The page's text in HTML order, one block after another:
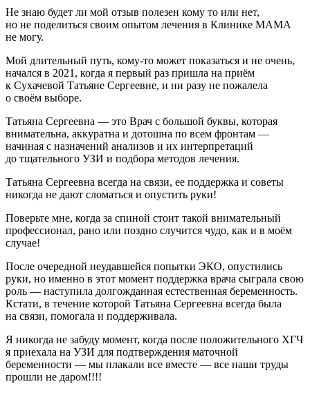
Не знаю будет ли мой отзыв полезен кому то или нет,
но не поделиться своим опытом лечения в Клинике МАМА
не могу.
Мой длительный путь, кому-то может показаться и не очень,
начался в 2021, когда я первый раз пришла на приём
к Сухачевой Татьяне Сергеевне, и ни разу не пожалела
о своём выборе.
Татьяна Сергеевна — это Врач с большой буквы, которая
внимательна, аккуратна и дотошна по всем фронтам —
начиная с назначений анализов и их интерпретаций
до тщательного УЗИ и подбора методов лечения.
Татьяна Сергеевна всегда на связи, ее поддержка и советы
никогда не дают сломаться и опустить руки!
Поверьте мне, когда за спиной стоит такой внимательный
профессионал, рано или поздно случится чудо, как и в моём
случае!
После очередной неудавшейся попытки ЭКО, опустились
руки, но именно в этот момент поддержка врача сыграла свою
роль — наступила долгожданная естественная беременность.
Кстати, в течение которой Татьяна Сергеевна всегда была
на связи, помогала и поддерживала.
Я никогда не забуду момент, когда после положительного ХГЧ
я приехала на УЗИ для подтверждения маточной
беременности — мы плакали все вместе — все наши труды
прошли не даром!!!!